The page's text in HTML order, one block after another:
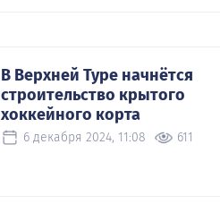
В Верхней Туре начнётся
строительство крытого
хоккейного корта
6 декабря 2024, 11:08 611